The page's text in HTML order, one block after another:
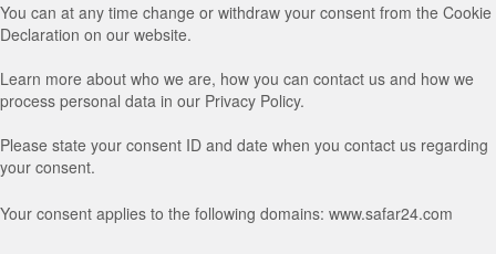
You can at any time change or withdraw your consent from the Cookie
Declaration on our website.
Learn more about who we are, how you can contact us and how we
process personal data in our Privacy Policy.
Please state your consent ID and date when you contact us regarding
your consent.
Your consent applies to the following domains: www.safar24.com